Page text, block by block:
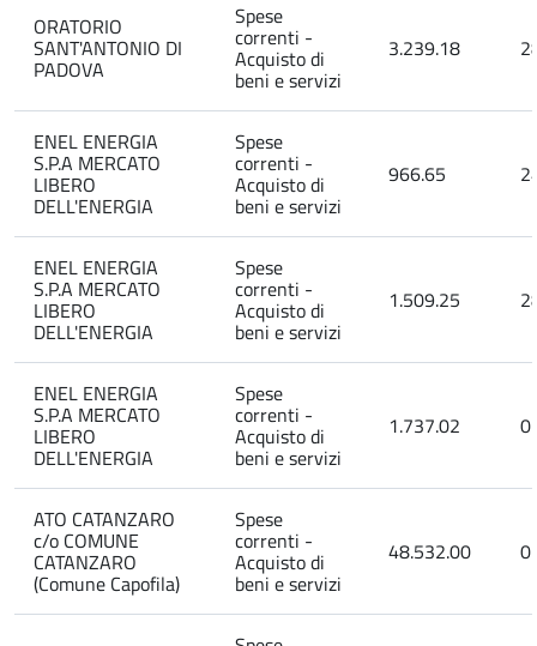
ORATORIO
SANT'ANTONIO DI
PADOVA
Spese
correnti -
Acquisto di
beni e servizi
3.239.18
ENEL ENERGIA
S.P.A MERCATO
LIBERO
DELL'ENERGIA
Spese
correnti -
Acquisto di
beni e servizi
966.65
ENEL ENERGIA
S.P.A MERCATO
LIBERO
DELL'ENERGIA
Spese
correnti -
Acquisto di
beni e servizi
1.509.25
ENEL ENERGIA
S.P.A MERCATO
LIBERO
DELL'ENERGIA
Spese
correnti -
Acquisto di
beni e servizi
1.737.02
ATO CATANZARO
c/o COMUNE
CATANZARO
(Comune Capofila)
Spese
correnti -
Acquisto di
beni e servizi
48.532.00